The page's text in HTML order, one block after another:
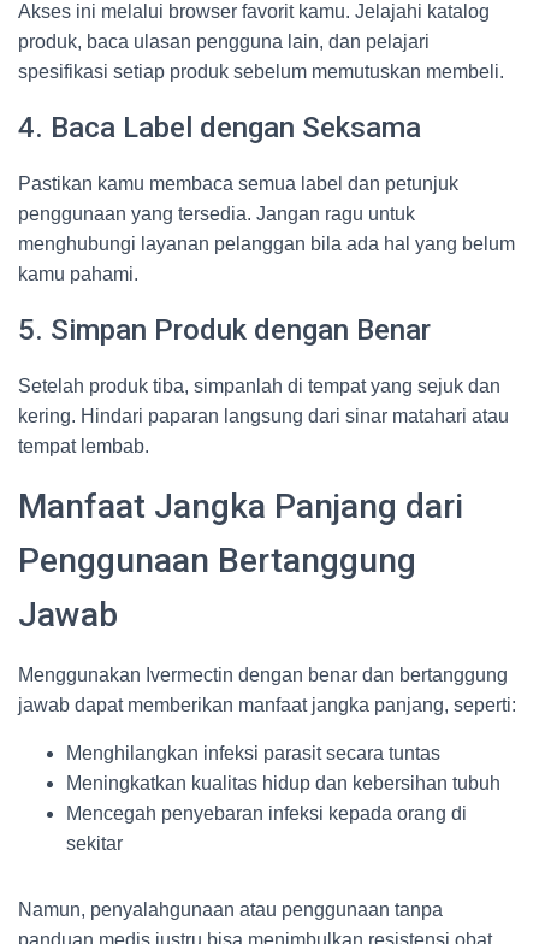
Akses ini melalui browser favorit kamu. Jelajahi katalog
produk, baca ulasan pengguna lain, dan pelajari
spesifikasi setiap produk sebelum memutuskan membeli.
4. Baca Label dengan Seksama
Pastikan kamu membaca semua label dan petunjuk
penggunaan yang tersedia. Jangan ragu untuk
menghubungi layanan pelanggan bila ada hal yang belum
kamu pahami.
5. Simpan Produk dengan Benar
Setelah produk tiba, simpanlah di tempat yang sejuk dan
kering. Hindari paparan langsung dari sinar matahari atau
tempat lembab.
Manfaat Jangka Panjang dari
Penggunaan Bertanggung
Jawab
Menggunakan Ivermectin dengan benar dan bertanggung
jawab dapat memberikan manfaat jangka panjang, seperti:
Menghilangkan infeksi parasit secara tuntas
Meningkatkan kualitas hidup dan kebersihan tubuh
Mencegah penyebaran infeksi kepada orang di
sekitar
Namun, penyalahgunaan atau penggunaan tanpa
panduan medis justru bisa menimbulkan resistensi obat